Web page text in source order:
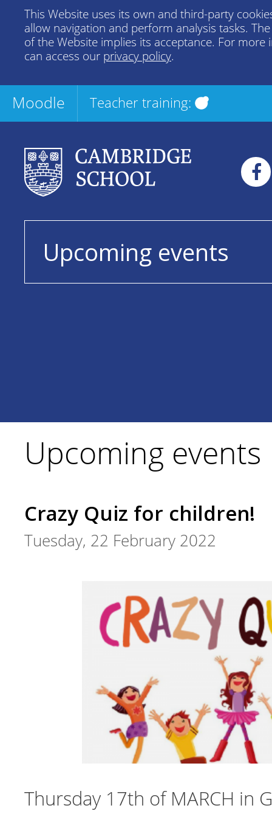
This Website uses its own and third-party
allow navigation and perform analysis tasks.
of the Website implies its acceptance. For more
can access our privacy policy.
Moodle Teacher training:
Upcoming events
Upcoming events
Crazy Quiz for children!
Tuesday, 22 February 2022
Thursday 17th of MARCH in